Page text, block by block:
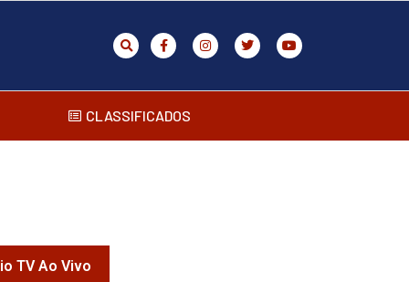
CLASSIFICADOS
TV Ao Vivo